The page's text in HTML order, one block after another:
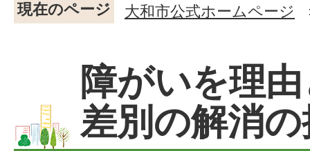
現在のページ 大和市公式ホームページ
障がいを理
差別の解消